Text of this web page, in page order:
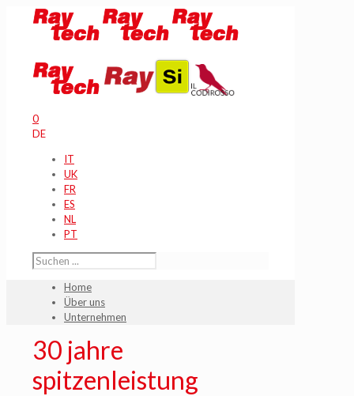
0
DE
IT
UK
FR
ES
NL
PT
Home
Über uns
Unternehmen
30 jahre
spitzenleistung